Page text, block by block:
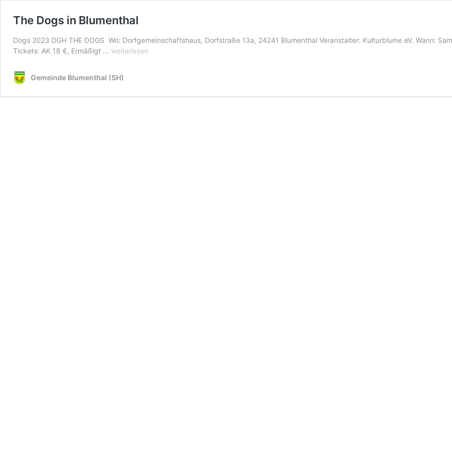
The Dogs in Blumenthal
Dogs 2023 DGH THE DOGS Wo: Dorfgemeinschaftshaus, Dorfstraße 13a, 24241 Blumenthal Veranstalter: Kulturblume eV. Wann:
Tickets: AK 18 €, Ermäßigt … The
Blumenthal
weiterlesen
Gemeinde Blumenthal (SH)